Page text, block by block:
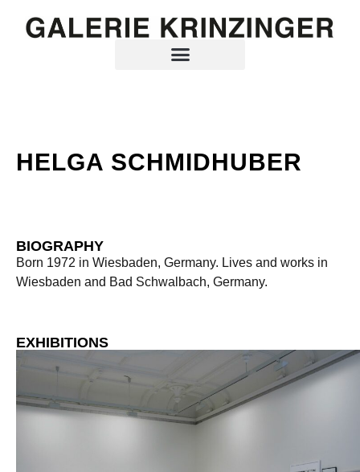
HELGA SCHMIDHUBER
BIOGRAPHY
Born 1972 in Wiesbaden, Germany. Lives and works in
Wiesbaden and Bad Schwalbach, Germany.
EXHIBITIONS